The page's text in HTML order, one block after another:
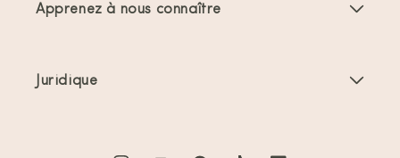
Offres et promotions
Apprenez à nous connaître
Juridique